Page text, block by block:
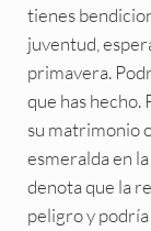
tienes
juventud,
primavera.
que has
su matrimonio
esmeralda en
denota que la
peligro y